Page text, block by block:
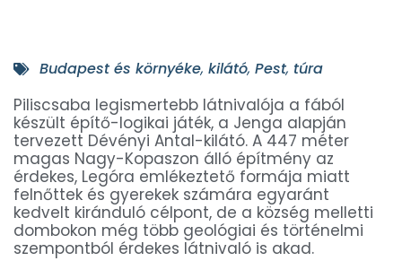
Budapest és környéke, kilátó, Pest, túra
Piliscsaba legismertebb látnivalója a fából
készült építő-logikai játék, a Jenga alapján
tervezett Dévényi Antal-kilátó. A 447 méter
magas Nagy-Kopaszon álló építmény az
érdekes, Legóra emlékeztető formája miatt
felnőttek és gyerekek számára egyaránt
kedvelt kiránduló célpont, de a község melletti
dombokon még több geológiai és történelmi
szempontból érdekes látnivaló is akad.